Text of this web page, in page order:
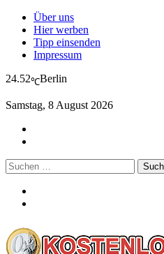
Über uns
Hier werben
Tipp einsenden
Impressum
24.52℃Berlin
Samstag, 8 August 2026
Suchen
nach: